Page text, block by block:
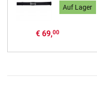
Auf Lager
€ 69,00